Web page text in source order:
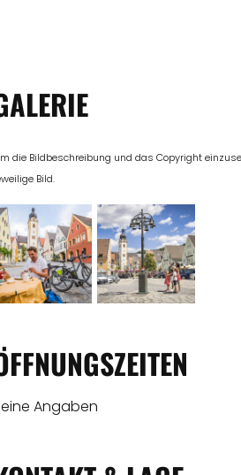
die Bildbeschreibung und das Copyright
Bild.
Angaben